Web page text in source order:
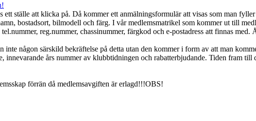
ett ställe att klicka på. Då kommer ett anmälningsformulär att visas som man
bostadsort, bilmodell och färg. I vår medlemsmatrikel som kommer ut till
reg.nummer, chassinummer, färgkod och e-postadress att finnas
inte någon särskild bekräftelse på detta utan den kommer i form av att man
innevarande års nummer av klubbtidningen och rabatterbjudande. Tiden fram
förrän då medlemsavgiften är erlagd!!!OBS!